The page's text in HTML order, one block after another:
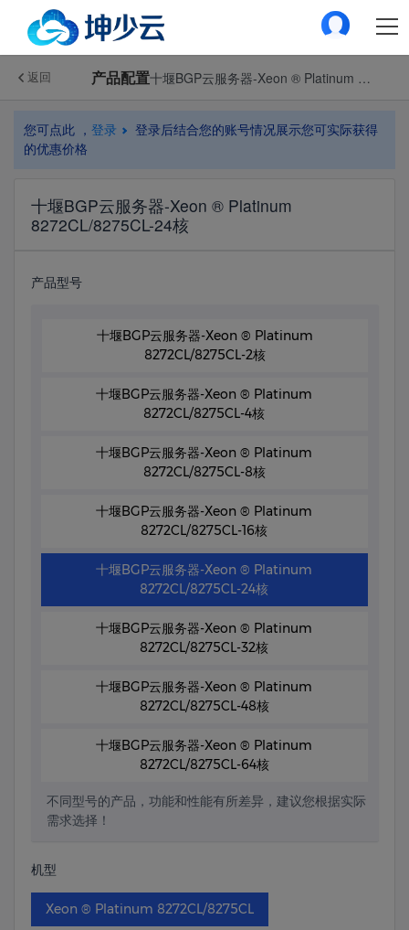
返回 产品配置 十堰BGP云服务器-Xeon ® Platinum 8272CL/8275CL-24核
您可点此 ， 登录
登录后结合您的账号情况展示您可实际获得
的优惠价格
十堰BGP云服务器-Xeon ® Platinum
8272CL/8275CL-24核
产品型号
十堰BGP云服务器-Xeon ® Platinum
8272CL/8275CL-2核
十堰BGP云服务器-Xeon ® Platinum
8272CL/8275CL-4核
十堰BGP云服务器-Xeon ® Platinum
8272CL/8275CL-8核
十堰BGP云服务器-Xeon ® Platinum
8272CL/8275CL-16核
十堰BGP云服务器-Xeon ® Platinum
8272CL/8275CL-24核
十堰BGP云服务器-Xeon ® Platinum
8272CL/8275CL-32核
十堰BGP云服务器-Xeon ® Platinum
8272CL/8275CL-48核
十堰BGP云服务器-Xeon ® Platinum
8272CL/8275CL-64核
不同型号的产品，功能和性能有所差异，建议您根据实际
需求选择！
机型
Xeon ® Platinum 8272CL/8275CL